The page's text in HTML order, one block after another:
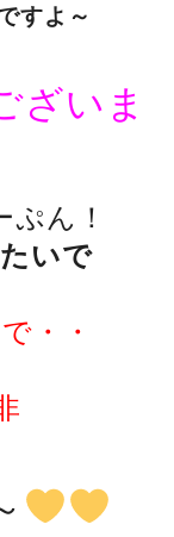
すよ～
ざいま
ぷん！
いで
・・